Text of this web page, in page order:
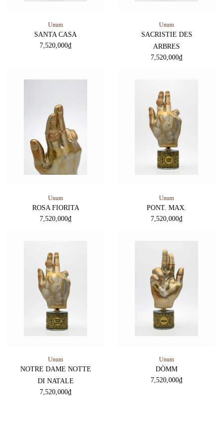
Unum
SANTA CASA
7,520,000₫
Unum
SACRISTIE DES
ARBRES
7,520,000₫
Unum
ROSA FIORITA
7,520,000₫
Unum
PONT. MAX.
7,520,000₫
Unum
NOTRE DAME NOTTE
DI NATALE
7,520,000₫
Unum
DÒMM
7,520,000₫